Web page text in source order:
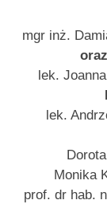
mgr inż.
lek.
lek.
Monika
prof. dr hab.